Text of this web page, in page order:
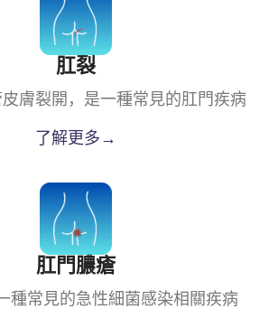
肛裂
膚裂開，是一種常見的肛門疾病
了解更多→
肛門膿瘡
種常見的急性細菌感染相關疾病